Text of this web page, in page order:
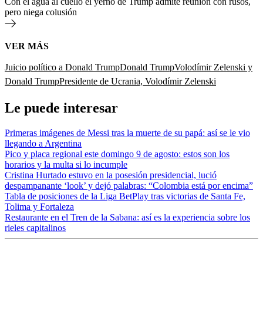
pero niega colusión
VER MÁS
Juicio político a Donald TrumpDonald TrumpVolodímir Zelenski y
Donald TrumpPresidente de Ucrania, Volodímir Zelenski
Le puede interesar
Primeras imágenes de Messi tras la muerte de su papá: así se le vio
llegando a Argentina
Pico y placa regional este domingo 9 de agosto: estos son los
horarios y la multa si lo incumple
Cristina Hurtado estuvo en la posesión presidencial, lució
despampanante ‘look’ y dejó palabras: “Colombia está por encima”
Tabla de posiciones de la Liga BetPlay tras victorias de Santa Fe,
Tolima y Fortaleza
Restaurante en el Tren de la Sabana: así es la experiencia sobre los
rieles capitalinos